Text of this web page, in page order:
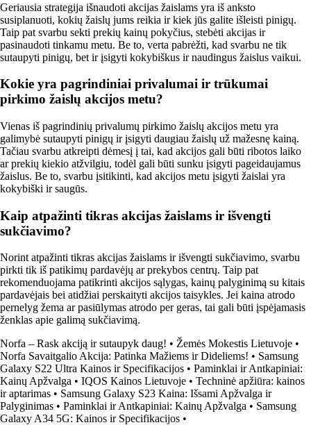
Geriausia strategija išnaudoti akcijas žaislams yra iš anksto
susiplanuoti, kokių žaislų jums reikia ir kiek jūs galite išleisti pinigų.
Taip pat svarbu sekti prekių kainų pokyčius, stebėti akcijas ir
pasinaudoti tinkamu metu. Be to, verta pabrėžti, kad svarbu ne tik
sutaupyti pinigų, bet ir įsigyti kokybiškus ir naudingus žaislus vaikui.
Kokie yra pagrindiniai privalumai ir trūkumai
pirkimo žaislų akcijos metu?
Vienas iš pagrindinių privalumų pirkimo žaislų akcijos metu yra
galimybė sutaupyti pinigų ir įsigyti daugiau žaislų už mažesnę kainą.
Tačiau svarbu atkreipti dėmesį į tai, kad akcijos gali būti ribotos laiko
ar prekių kiekio atžvilgiu, todėl gali būti sunku įsigyti pageidaujamus
žaislus. Be to, svarbu įsitikinti, kad akcijos metu įsigyti žaislai yra
kokybiški ir saugūs.
Kaip atpažinti tikras akcijas žaislams ir išvengti
sukčiavimo?
Norint atpažinti tikras akcijas žaislams ir išvengti sukčiavimo, svarbu
pirkti tik iš patikimų pardavėjų ar prekybos centrų. Taip pat
rekomenduojama patikrinti akcijos sąlygas, kainų palyginimą su kitais
pardavėjais bei atidžiai perskaityti akcijos taisykles. Jei kaina atrodo
pernelyg žema ar pasiūlymas atrodo per geras, tai gali būti įspėjamasis
ženklas apie galimą sukčiavimą.
Norfa – Rask akciją ir sutaupyk daug! • Žemės Mokestis Lietuvoje •
Norfa Savaitgalio Akcija: Patinka Mažiems ir Dideliems! • Samsung
Galaxy S22 Ultra Kainos ir Specifikacijos • Paminklai ir Antkapiniai:
Kainų Apžvalga • IQOS Kainos Lietuvoje • Techninė apžiūra: kainos
ir aptarimas • Samsung Galaxy S23 Kaina: Išsami Apžvalga ir
Palyginimas • Paminklai ir Antkapiniai: Kainų Apžvalga • Samsung
Galaxy A34 5G: Kainos ir Specifikacijos •